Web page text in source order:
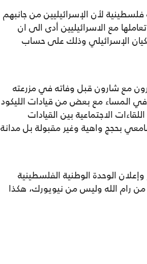
لأن الإسرائيليين من جانبهم
مع الاسرائيليين أدى الى ان
الإسرائيلي وذلك على حساب
مع شارون قبل وفاته في مزرعته
المساء مع بعض من قيادات الليكود
الاجتماعية بين القيادات
بحجج واهية وغير مقبولة بل مدانة
الوحدة الوطنية الفلسطينية
يبدأ من رام الله وليس من نيويورك، هكذا